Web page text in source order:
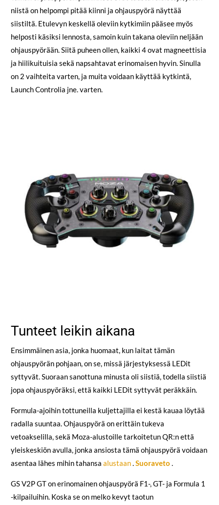
niistä on helpompi pitää kiinni ja ohjauspyörä näyttää
siistiltä. Etulevyn keskellä oleviin kytkimiin pääsee myös
helposti käsiksi lennosta, samoin kuin takana oleviin neljään
ohjauspyörään. Siitä puheen ollen, kaikki 4 ovat magneettisia
ja hiilikuituisia sekä napsahtavat erinomaisen hyvin. Sinulla
on 2 vaihteita varten, ja muita voidaan käyttää kytkintä,
Launch Controlia jne. varten.
Tunteet leikin aikana
Ensimmäinen asia, jonka huomaat, kun laitat tämän
ohjauspyörän pohjaan, on se, missä järjestyksessä LEDit
syttyvät. Suoraan sanottuna minusta oli siistiä, todella siistiä
jopa ohjauspyöräksi, että kaikki LEDit syttyvät peräkkäin.
Formula-ajoihin tottuneilla kuljettajilla ei kestä kauaa löytää
radalla suuntaa. Ohjauspyörä on erittäin tukeva
vetoakselilla, sekä Moza-alustoille tarkoitetun QR:n että
yleiskeskiön avulla, jonka ansiosta tämä ohjauspyörä voidaan
asentaa lähes mihin tahansa alustaan.Suoraveto .
GS V2P GT on erinomainen ohjauspyörä F1-, GT- ja Formula 1
-kilpailuihin. Koska se on melko kevyt taotun